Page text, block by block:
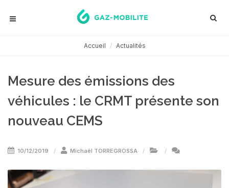
Accueil Actualités
Mesure des émissions des
véhicules : le CRMT présente son
nouveau CEMS
10/12/2019 Michaël TORREGROSSA